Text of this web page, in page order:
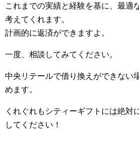
これまでの実績と経験を基に、最適
考えてくれます。
計画的に返済ができますよ。
一度、相談してみてください。
中央リテールで借り換えができない
めます。
くれぐれもシティーギフトには絶対
してください！